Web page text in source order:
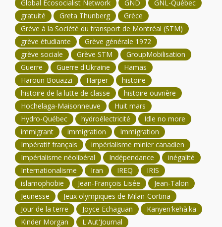
Global Ecosocialist Network
GND
GNL-Québec
gratuité
Greta Thunberg
Grèce
Grève à la Société du transport de Montréal (STM)
grève étudiante
Grève générale 1972
grève sociale
Grève STM
GroupMobilisation
Guerre
Guerre d'Ukraine
Hamas
Haroun Bouazzi
Harper
histoire
histoire de la lutte de classe
histoire ouvrière
Hochelaga-Maisonneuve
Huit mars
Hydro-Québec
hydroélectricité
Idle no more
immigrant
immigration
Immigration
Impératif français
impérialisme minier canadien
Impérialisme néolibéral
Indépendance
inégalité
Internationalisme
Iran IREQ
IRIS
islamophobie
Jean-François Lisée
Jean-Talon
Jeunesse
Jeux olympiques de Milan-Cortina
Jour de la terre
Joyce Echaguan
Kanyen'kehà:ka
Kinder Morgan
L'Aut'Journal